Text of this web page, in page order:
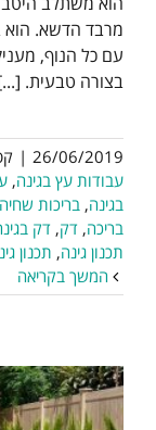
מרבד הדשא. הוא
עם כל הנוף,
בצורה טבעית.
26/06/2019
|
עבודות עץ בגינה,
בגינה, בריכות שחיה
בריכה, דק, דק
תכנון גינה, תכנון
המשך בקריאה